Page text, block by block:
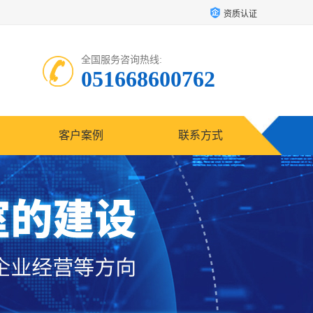
资质认证
全国服务咨询热线:
051668600762
客户案例 联系方式